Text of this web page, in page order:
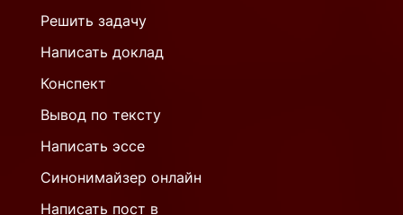
Решить задачу
Написать доклад
Конспект
Вывод по тексту
Написать эссе
Синонимайзер онлайн
Написать пост в